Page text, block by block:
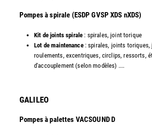
​Pompes à spirale (ESDP GVSP XDS nXDS)
Kit de joints spirale : spirales, joint torique
Lot de maintenance: spirales, joints toriques,
roulements, excentriques, circlips, ressorts,
d'accouplement (selon modèles) ....​
GALILEO
Pompes à palettes VACSOUND D